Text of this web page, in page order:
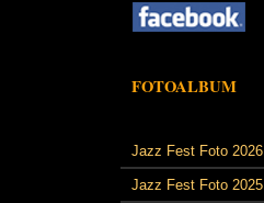
FOTOALBUM
Jazz Fest Foto 2026
Jazz Fest Foto 2025